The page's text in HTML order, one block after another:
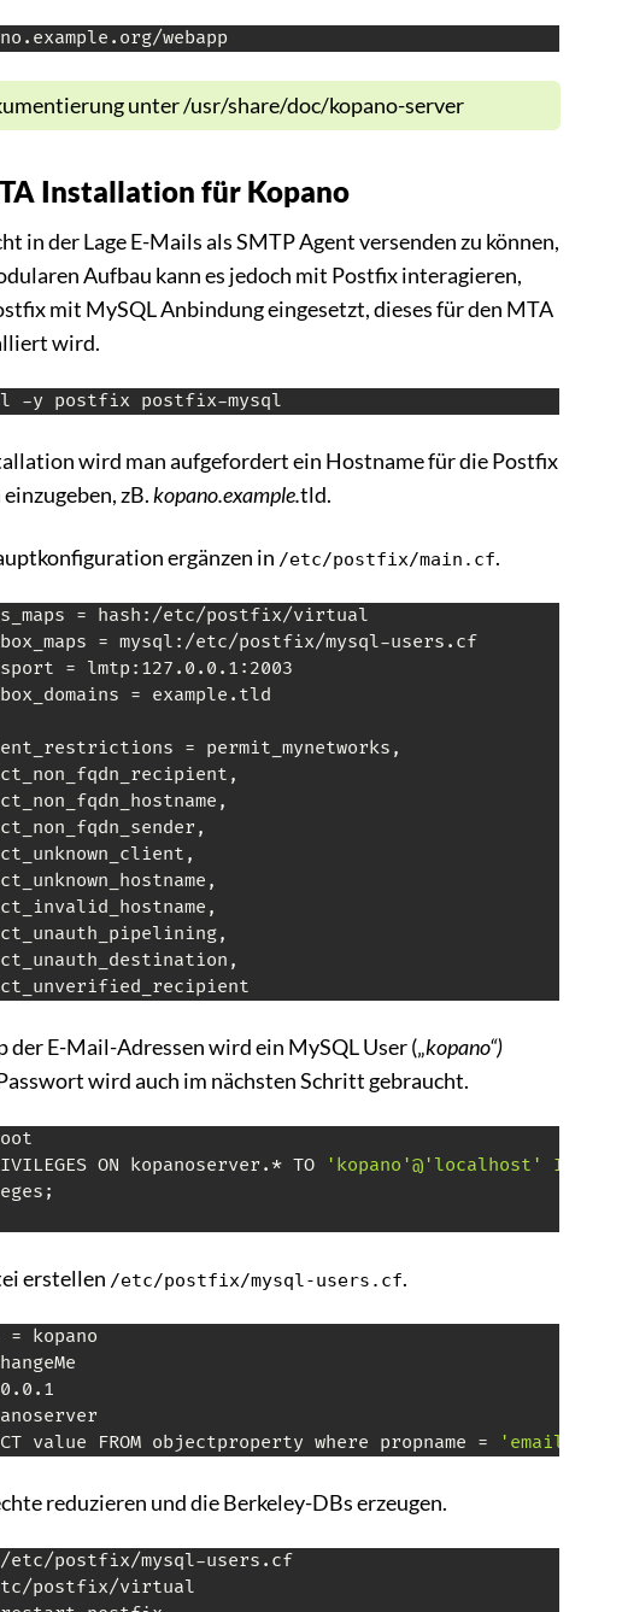
webapp
unter /usr/share/doc/kopano-server
Installation für Kopano
in der Lage E-Mails als SMTP Agent versenden zu können,
Aufbau kann es jedoch mit Postfix interagieren,
mit MySQL Anbindung eingesetzt, dieses für den MTA
wird.
-y postfix postfix-mysql
wird man aufgefordert ein Hostname für die Postfix
zB.kopano.example.tld.
ergänzen in /etc/postfix/main.cf.
= hash:/etc/postfix/virtual
= mysql:/etc/postfix/mysql-users.cf
= lmtp:127.0.0.1:2003
= example.tld
= permit_mynetworks,
der E-Mail-Adressen wird ein MySQL User („kopano“)
wird auch im nächsten Schritt gebraucht.
ON kopanoserver.* TO
'kopano'@'localhost'
erstellen /etc/postfix/mysql-users.cf.
kopano
value FROM objectproperty where propname =
reduzieren und die Berkeley-DBs erzeugen.